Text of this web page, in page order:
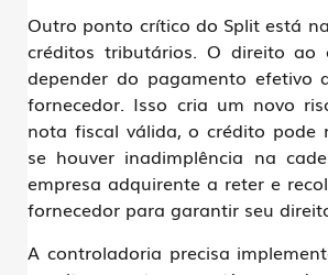
Outro ponto crítico do Split está na
créditos tributários. O direito ao
depender do pagamento efetivo
fornecedor. Isso cria um novo
nota fiscal válida, o crédito pode
se houver inadimplência na
empresa adquirente a reter e
fornecedor para garantir seu
A controladoria precisa